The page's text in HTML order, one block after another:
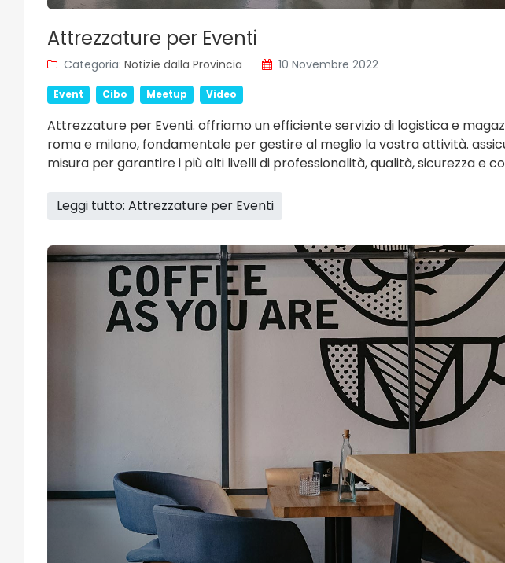
Attrezzature per Eventi
Categoria: Notizie dalla Provincia 10 Novembre 2022
Event Cibo Meetup Video
Attrezzature per Eventi. offriamo un efficiente servizio di logistica e
roma e milano, fondamentale per gestire al meglio la vostra attività.
misura per garantire i più alti livelli di professionalità, qualità, sicurezza e
Leggi tutto: Attrezzature per Eventi